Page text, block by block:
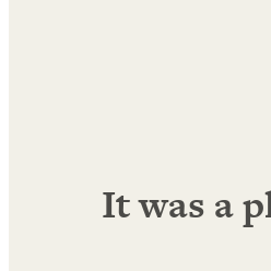
It was a